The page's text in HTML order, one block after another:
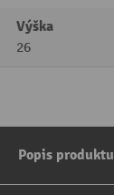
Výška
26
Popis produktu